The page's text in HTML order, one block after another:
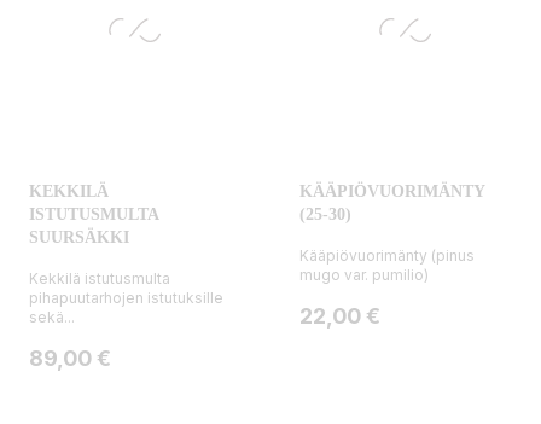
KEKKILÄ
ISTUTUSMULTA
SUURSÄKKI
Kekkilä istutusmulta
pihapuutarhojen istutuksille
sekä...
Hinta
89,00 €
KÄÄPIÖVUORIMÄNTY
(25-30)
Kääpiövuorimänty (pinus
mugo var. pumilio)
Hinta
22,00 €